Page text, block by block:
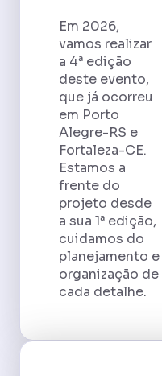
Em 2026,
vamos realizar
a 4ª edição
deste evento,
que já ocorreu
em Porto
Alegre-RS e
Fortaleza-CE.
Estamos a
frente do
projeto desde
a sua 1ª edição,
cuidamos do
planejamento e
organização de
cada detalhe.